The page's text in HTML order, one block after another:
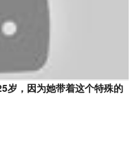
岁，因为她带着这个特殊的